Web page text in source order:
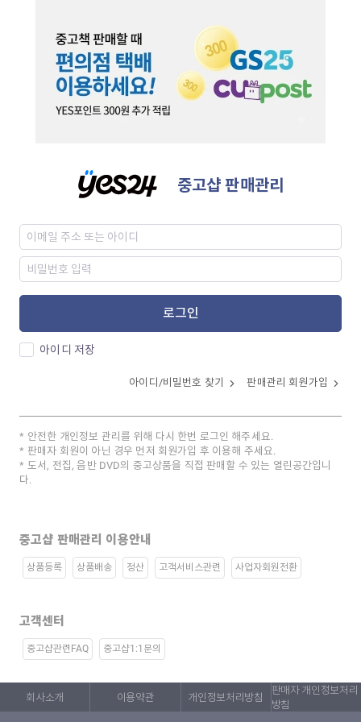
중고샵 판매관리
로그인
아이디 저장
아이디/비밀번호 찾기 판매관리 회원가입
안전한 개인정보 관리를 위해 다시 한번 로그인 해주세요.
판매자 회원이 아닌 경우 먼저 회원가입 후 이용해 주세요.
도서, 전집, 음반 DVD의 중고상품을 직접 판매할 수 있는 열린공간입니
다.
중고샵 판매관리 이용안내
상품등록 상품배송 정산 고객서비스관련 사업자회원전환
고객센터
중고샵관련FAQ 중고샵1:1문의
회사소개 이용약관 개인정보처리방침
판매자 개인정보처리
방침